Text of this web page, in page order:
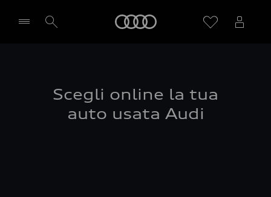
Scegli online la tua
auto usata Audi